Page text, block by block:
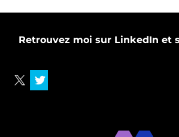
Retrouvez moi sur LinkedIn et